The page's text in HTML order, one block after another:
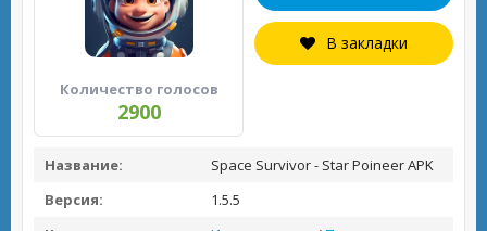
Количество голосов
2900
В закладки
Название:
Space Survivor - Star Poineer APK
Версия:
1.5.5